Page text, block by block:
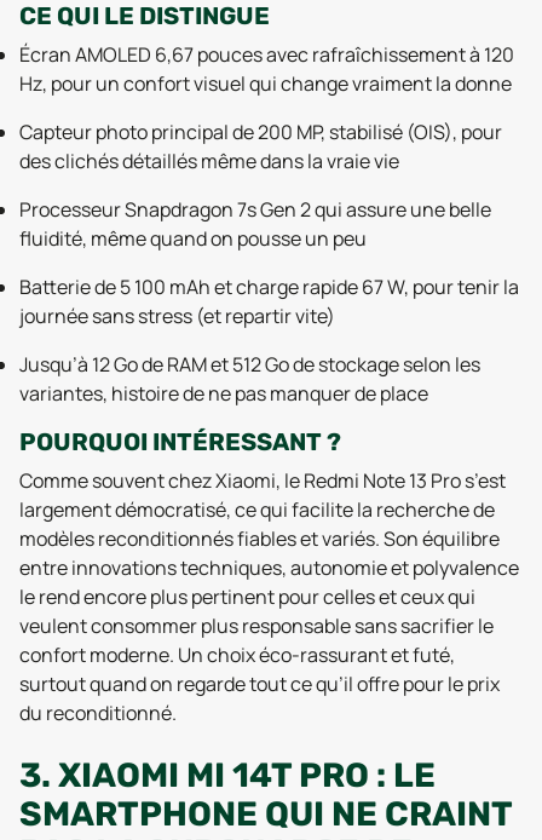
CE QUI LE DISTINGUE
Écran AMOLED 6,67 pouces avec rafraîchissement à 120
Hz, pour un confort visuel qui change vraiment la donne
Capteur photo principal de 200 MP, stabilisé (OIS), pour
des clichés détaillés même dans la vraie vie
Processeur Snapdragon 7s Gen 2 qui assure une belle
fluidité, même quand on pousse un peu
Batterie de 5 100 mAh et charge rapide 67 W, pour tenir la
journée sans stress (et repartir vite)
Jusqu’à 12 Go de RAM et 512 Go de stockage selon les
variantes, histoire de ne pas manquer de place
POURQUOI INTÉRESSANT ?
Comme souvent chez Xiaomi, le Redmi Note 13 Pro s’est
largement démocratisé, ce qui facilite la recherche de
modèles reconditionnés fiables et variés. Son équilibre
entre innovations techniques, autonomie et polyvalence
le rend encore plus pertinent pour celles et ceux qui
veulent consommer plus responsable sans sacrifier le
confort moderne. Un choix éco-rassurant et futé,
surtout quand on regarde tout ce qu’il offre pour le prix
du reconditionné.
3. XIAOMI MI 14T PRO : LE
SMARTPHONE QUI NE CRAINT